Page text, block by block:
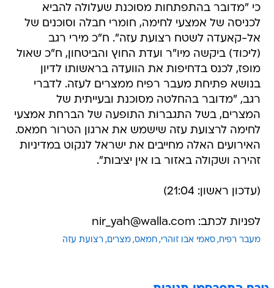
כי "מדובר בהתפתחות מסוכנת שעלולה להביא
לכניסה של אמצעי לחימה, חומרי חבלה וסוכנים של
אל-קאעדה לשטח רצועת עזה". ח"כ מירי רגב
(ליכוד) ביקשה מיו"ר ועדת החוץ והביטחון, ח"כ שאול
מופז, לכנס בדחיפות את הוועדה בראשותו לדיון
בנושא פתיחת מעבר רפיח ממצרים לעזה. לדברי
רגב, "מדובר בהחלטה מסוכנת ובעייתית של
המצרים, בשל התגברות התופעה של הברחת אמצעי
לחימה לרצועת עזה שישמש את ארגון הטרור חמאס.
האירועים האלה מחייבים את ישראל לנקוט במדיניות
זהירה ושקולה באזור בו אין יציבות".
(עדכון ראשון: 21:04)
לפניות לכתב: nir_yah@walla.com
מעבר רפיח סאמי אבו זוהרי חמאס מצרים רצועת עזה